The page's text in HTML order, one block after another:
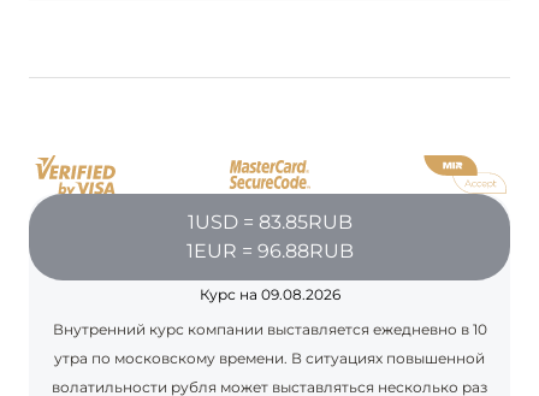
1USD = 83.85RUB
1EUR = 96.88RUB
Курс на 09.08.2026
Внутренний курс компании выставляется ежедневно в 10
утра по московскому времени. В ситуациях повышенной
волатильности рубля может выставляться несколько раз